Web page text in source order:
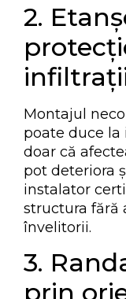
2.
Montajul
poate duce la
doar că
pot deteriora
instalator
structura fără
învelitorii.
3.
prin